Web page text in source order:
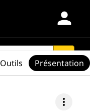
person
search
more_vert
Outils Présentation